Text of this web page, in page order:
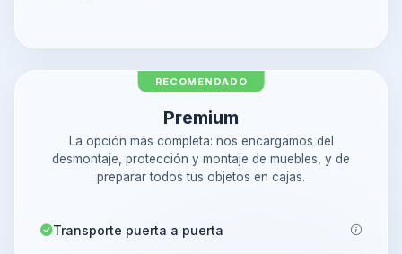
RECOMENDADO
Premium
La opción más completa: nos encargamos del
desmontaje, protección y montaje de muebles, y de
preparar todos tus objetos en cajas.
Transporte puerta a puerta